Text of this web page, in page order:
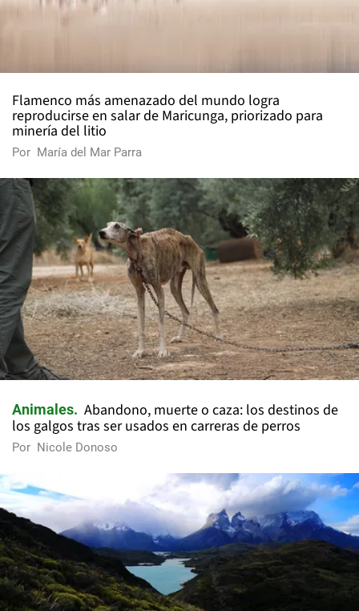
Flamenco más amenazado del mundo logra
reproducirse en salar de Maricunga, priorizado para
minería del litio
Por María del Mar Parra
Animales
Abandono, muerte o caza: los destinos de
los galgos tras ser usados en carreras de perros
Por Nicole Donoso